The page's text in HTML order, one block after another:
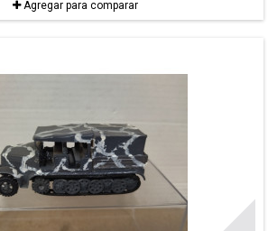
Agregar para comparar